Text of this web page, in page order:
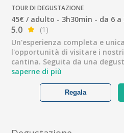
TOUR DI DEGUSTAZIONE
45€ / adulto - 3h30min - da 6 a
5.0
(1)
Un'esperienza completa e
l'opportunità di visitare i
cantina. Seguita da una
saperne di più
Regala